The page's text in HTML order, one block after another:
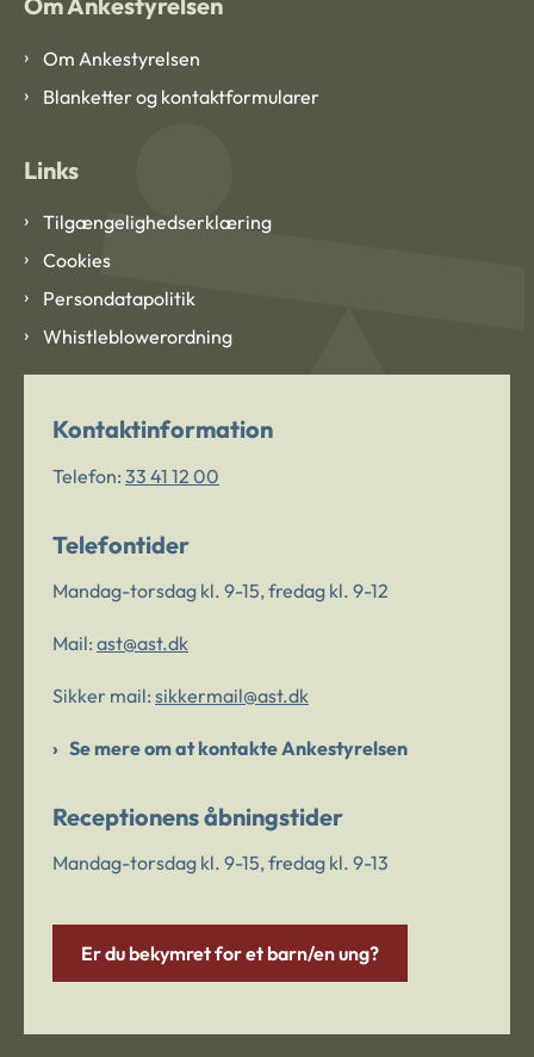
Om Ankestyrelsen
Blanketter og kontaktformularer
Links
Tilgængelighedserklæring
Cookies
Persondatapolitik
Whistleblowerordning
Kontaktinformation
Telefon: 33 41 12 00
Telefontider
Mandag-torsdag kl. 9-15, fredag kl. 9-12
Mail: ast@ast.dk
Sikker mail: sikkermail@ast.dk
Se mere om at kontakte Ankestyrelsen
Receptionens åbningstider
Mandag-torsdag kl. 9-15, fredag kl. 9-13
Er du bekymret for et barn/en ung?